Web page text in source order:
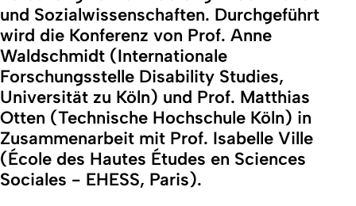
und Sozialwissenschaften. Durchgeführt
wird die Konferenz von Prof. Anne
Waldschmidt (Internationale
Forschungsstelle Disability Studies,
Universität zu Köln) und Prof. Matthias
Otten (Technische Hochschule Köln) in
Zusammenarbeit mit Prof. Isabelle Ville
(École des Hautes Études en Sciences
Sociales - EHESS, Paris).